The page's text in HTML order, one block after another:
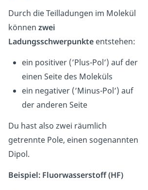
Durch die Teilladungen im Molekül
können zwei
Ladungsschwerpunkteentstehen:
ein positiver (’Plus-Pol’) auf der
einen Seite des Moleküls
ein negativer (’Minus-Pol’) auf
der anderen Seite
Du hast also zwei räumlich
getrennte Pole, einen sogenannten
Dipol.
Beispiel: Fluorwasserstoff (HF)